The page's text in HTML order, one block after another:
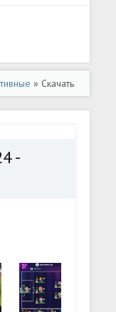
» Скачать
денег) на
-